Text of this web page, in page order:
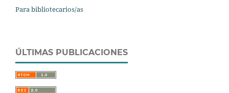
Para bibliotecarios/as
ÚLTIMAS PUBLICACIONES